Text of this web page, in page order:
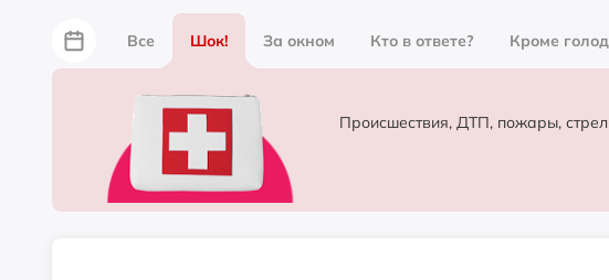
Все Шок! За окном Кто в ответе? Кроме
За забором Не по лжи!
Партнёрский материал
Происшествия, ДТП, пожары,